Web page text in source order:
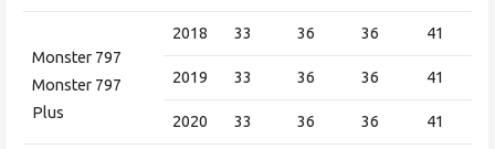
Monster 797
Monster 797
Plus
2018 33 36 36 41
2019 33 36 36 41
2020 33 36 36 41